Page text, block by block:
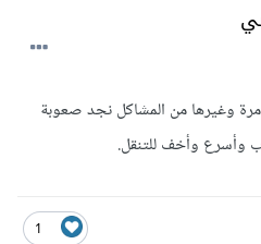
وغيرها من المشاكل نجد صعوبة
وأسرع وأخف للتنقل.
1